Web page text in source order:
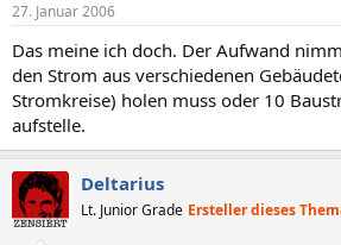
27. Januar 2006
Das meine ich doch. Der Aufwand
den Strom aus verschiedenen
Stromkreise) holen muss oder 10
aufstelle.
Deltarius
Lt. Junior Grade Ersteller dieses